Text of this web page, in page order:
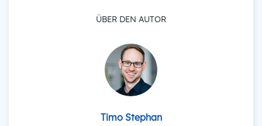
ÜBER DEN AUTOR
Timo Stephan